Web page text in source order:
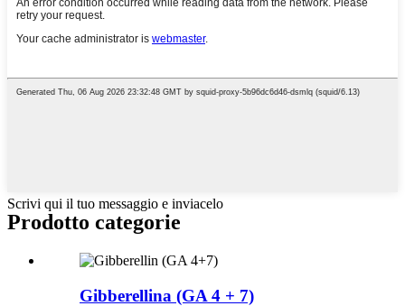
Scrivi qui il tuo messaggio e inviacelo
Prodotto categorie
Gibberellina (GA 4 + 7)